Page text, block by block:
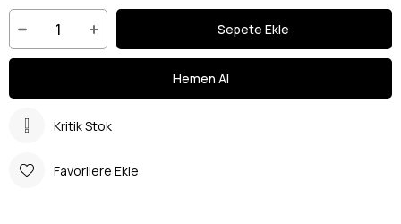
Kritik Stok
Favorilere Ekle